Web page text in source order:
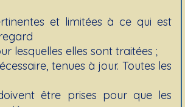
et limitées à ce qui est
lesquelles elles sont traitées ;
tenues à jour. Toutes les
être prises pour que les